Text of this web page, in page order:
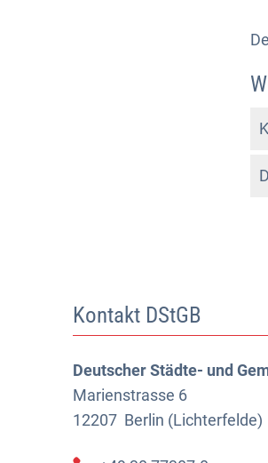
Kontakt DStGB
Deutscher Städte- und
Marienstrasse 6
12207 Berlin (Lichterfelde)